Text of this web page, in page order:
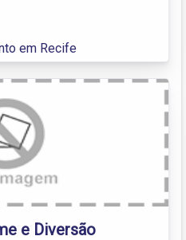
em Recife
e Diversão